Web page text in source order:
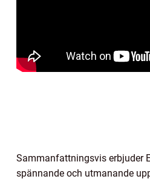
Sammanfattningsvis erbjuder
spännande och utmanande